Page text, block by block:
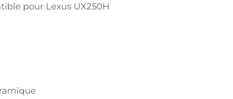
pour Lexus UX250H